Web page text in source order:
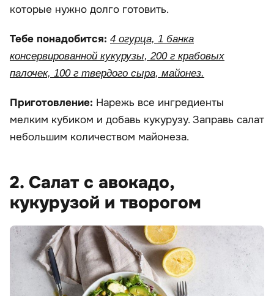
которые нужно долго готовить.
Тебе понадобится: 4 огурца, 1 банка
консервированной кукурузы, 200 г крабовых
палочек, 100 г твердого сыра, майонез.
Приготовление: Нарежь все ингредиенты
мелким кубиком и добавь кукурузу. Заправь салат
небольшим количеством майонеза.
2. Салат с авокадо,
кукурузой и творогом